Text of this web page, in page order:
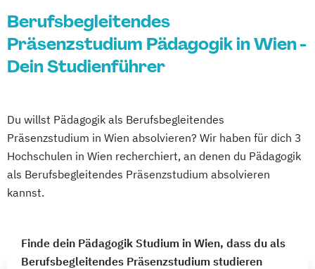
Berufsbegleitendes
Präsenzstudium Pädagogik in Wien -
Dein Studienführer
Du willst Pädagogik als Berufsbegleitendes
Präsenzstudium in Wien absolvieren? Wir haben für dich 3
Hochschulen in Wien recherchiert, an denen du Pädagogik
als Berufsbegleitendes Präsenzstudium absolvieren
kannst.
Finde dein Pädagogik Studium in Wien, dass du als
Berufsbegleitendes Präsenzstudium studieren